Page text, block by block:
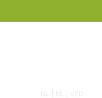
NL NL USD